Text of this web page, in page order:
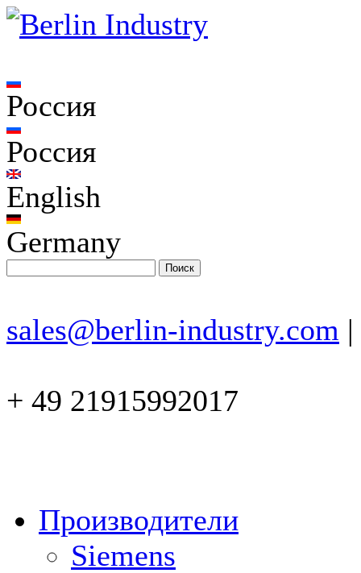
Россия
Россия
English
Germany
sales@berlin-industry.com |
+ 49 21915992017
Производители
Siemens